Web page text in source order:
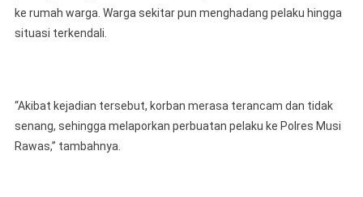
ke rumah warga. Warga sekitar pun menghadang pelaku hingga
situasi terkendali.
“Akibat kejadian tersebut, korban merasa terancam dan tidak
senang, sehingga melaporkan perbuatan pelaku ke Polres Musi
Rawas,” tambahnya.